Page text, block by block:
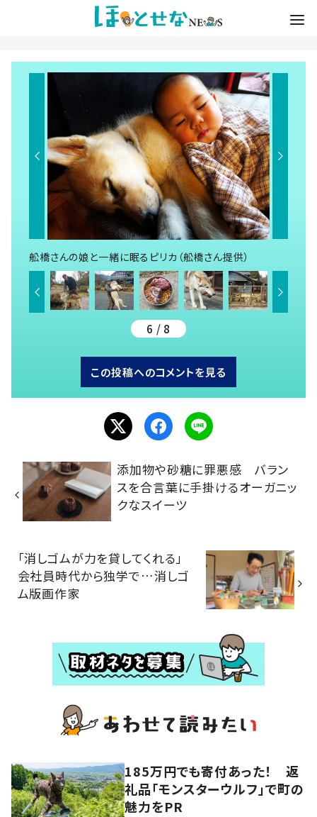
舩橋さんの娘と一緒に眠るピリカ（舩橋さん提供）
6 / 8
この投稿へのコメントを見る
添加物や砂糖に罪悪感 バラン
スを合言葉に手掛けるオーガニッ
クなスイーツ
「消しゴムが力を貸してくれる」
会社員時代から独学で…消しゴ
ム版画作家
185万円でも寄付あった！ 返
礼品「モンスターウルフ」で町の
魅力をPR